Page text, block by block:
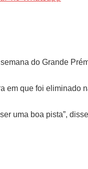
do Grande
em que foi
uma boa pista”,